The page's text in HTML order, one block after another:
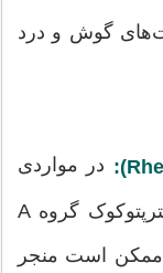
گوش و درد
در مواردی
که عفونت لوزه‌ها ناشی از باکتری استرپتوکوک گروه A
ممکن است منجر